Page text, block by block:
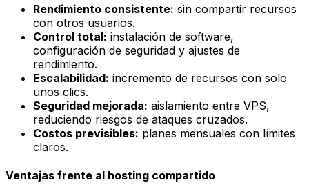
Rendimiento consistente: sin compartir recursos
con otros usuarios.
Control total: instalación de software,
configuración de seguridad y ajustes de
rendimiento.
Escalabilidad: incremento de recursos con solo
unos clics.
Seguridad mejorada: aislamiento entre VPS,
reduciendo riesgos de ataques cruzados.
Costos previsibles: planes mensuales con límites
claros.
Ventajas frente al hosting compartido